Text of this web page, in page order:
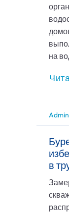
на
Admin
в